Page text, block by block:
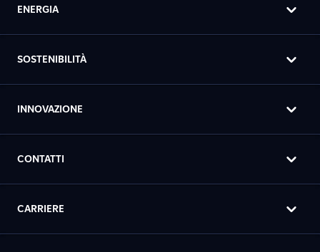
ENERGIA
SOSTENIBILITÀ
INNOVAZIONE
CONTATTI
CARRIERE